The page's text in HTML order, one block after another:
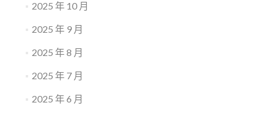
2025 年 10 月
2025 年 9 月
2025 年 8 月
2025 年 7 月
2025 年 6 月